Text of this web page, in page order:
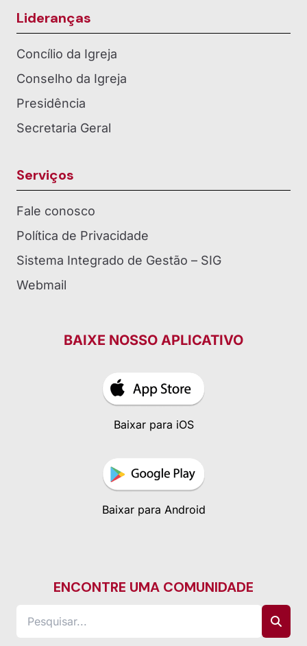
Lideranças
Concílio da Igreja
Conselho da Igreja
Presidência
Secretaria Geral
Serviços
Fale conosco
Política de Privacidade
Sistema Integrado de Gestão – SIG
Webmail
BAIXE NOSSO APLICATIVO
Baixar para iOS
Baixar para Android
ENCONTRE UMA COMUNIDADE